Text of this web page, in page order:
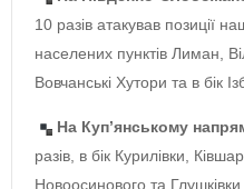
10 разів атакував позиції
населених пунктів Лиман,
Вовчанські Хутори та в бік
На Куп’янському
разів, в бік Курилівки,
Новоосинового та Глушківки.